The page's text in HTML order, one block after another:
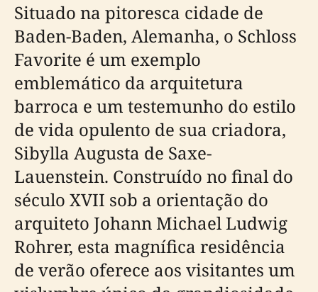
Situado na pitoresca cidade de
Baden-Baden, Alemanha, o Schloss
Favorite é um exemplo
emblemático da arquitetura
barroca e um testemunho do estilo
de vida opulento de sua criadora,
Sibylla Augusta de Saxe-
Lauenstein. Construído no final do
século XVII sob a orientação do
arquiteto Johann Michael Ludwig
Rohrer, esta magnífica residência
de verão oferece aos visitantes um